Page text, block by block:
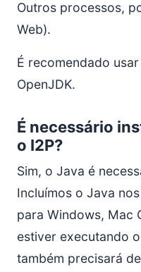
Outros processos,
Web).
É recomendado
OpenJDK.
É necessário
o I2P?
Sim, o Java é
Incluímos o Java
para Windows, Mac
estiver executando
também precisará